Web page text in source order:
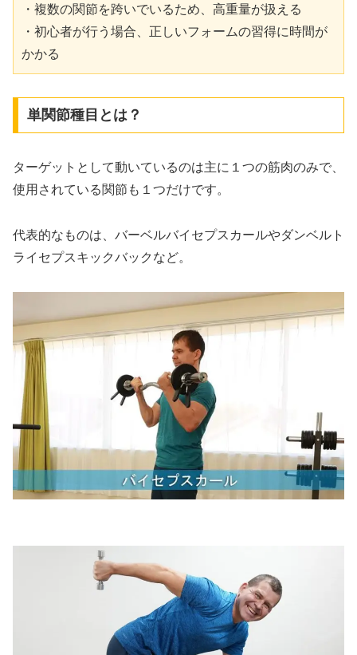
・複数の関節を跨いでいるため、高重量が扱える
・初心者が行う場合、正しいフォームの習得に時間が
かかる
単関節種目とは？
ターゲットとして動いているのは主に１つの筋肉のみで、
使用されている関節も１つだけです。
代表的なものは、バーベルバイセプスカールやダンベルト
ライセプスキックバックなど。